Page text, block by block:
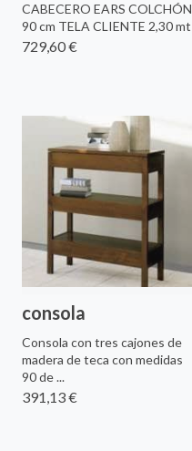
CABECERO EARS COLCHÓN
90 cm TELA CLIENTE 2,30 mt
729,60 €
consola
Consola con tres cajones de
madera de teca con medidas
90 de ...
391,13 €